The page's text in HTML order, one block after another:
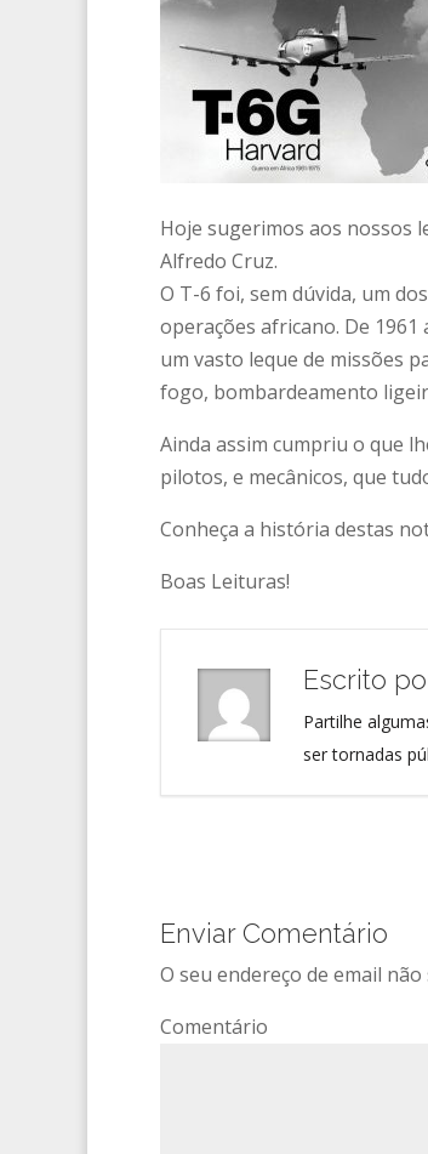
Hoje sugerimos aos nossos
Alfredo Cruz.
O T-6 foi, sem dúvida, um
operações africano. De
um vasto leque de missões
fogo, bombardeamento
Ainda assim cumpriu o que
pilotos, e mecânicos, que
Conheça a história destas
Boas Leituras!
Escrito
Partilhe
ser tornadas
Enviar Comentário
O seu endereço de email
Comentário